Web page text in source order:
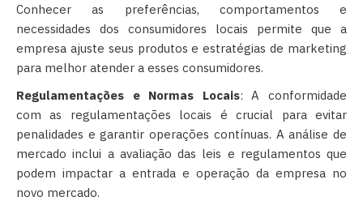
Conhecer as preferências, comportamentos e
necessidades dos consumidores locais permite que a
empresa ajuste seus produtos e estratégias de marketing
para melhor atender a esses consumidores.
Regulamentações e Normas Locais: A conformidade
com as regulamentações locais é crucial para evitar
penalidades e garantir operações contínuas. A análise de
mercado inclui a avaliação das leis e regulamentos que
podem impactar a entrada e operação da empresa no
novo mercado.